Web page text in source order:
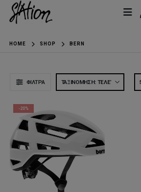
HOME SHOP BERN
ΦΊΛΤΡΑ
-20%